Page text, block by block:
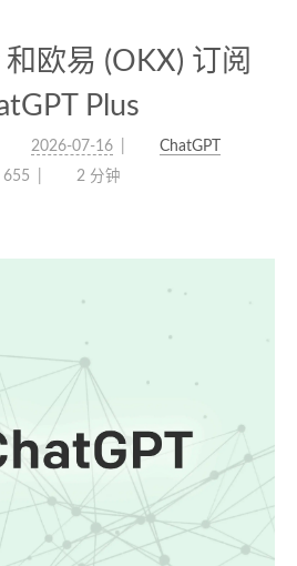
欧易 (OKX) 订阅
Plus
2026-07-16
ChatGPT
655
2 分钟